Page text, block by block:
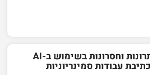
יתרונות וחסרונות בשימוש ב-AI
עבודות סמינריוניות